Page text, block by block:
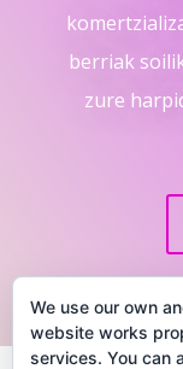
berriak
zure
We use our own
website works
services. You can